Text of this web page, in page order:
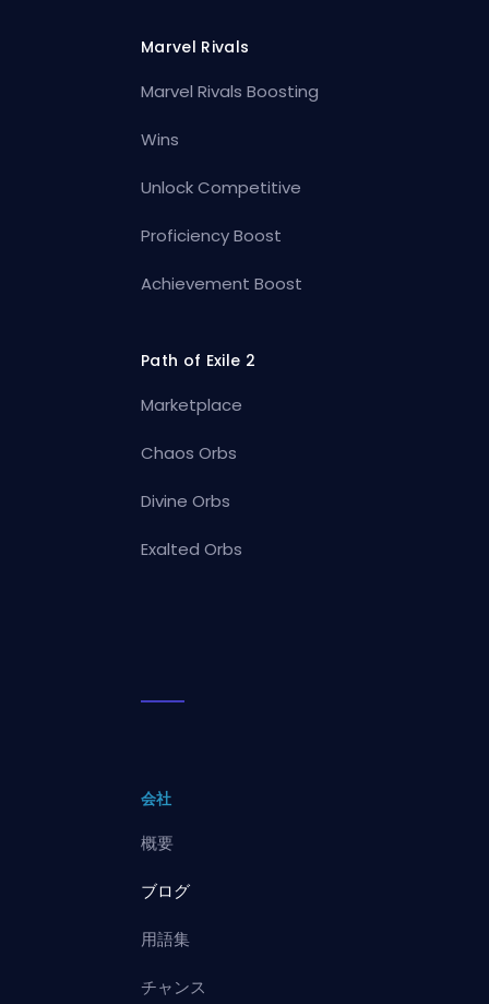
Marvel Rivals
Marvel Rivals Boosting
Wins
Unlock Competitive
Proficiency Boost
Achievement Boost
Path of Exile 2
Marketplace
Chaos Orbs
Divine Orbs
Exalted Orbs
会社
概要
ブログ
用語集
チャンス